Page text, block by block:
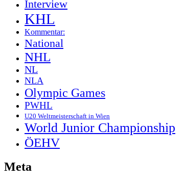
Interview
KHL
Kommentar:
National
NHL
NL
NLA
Olympic Games
PWHL
U20 Weltmeisterschaft in Wien
World Junior Championship
ÖEHV
Meta